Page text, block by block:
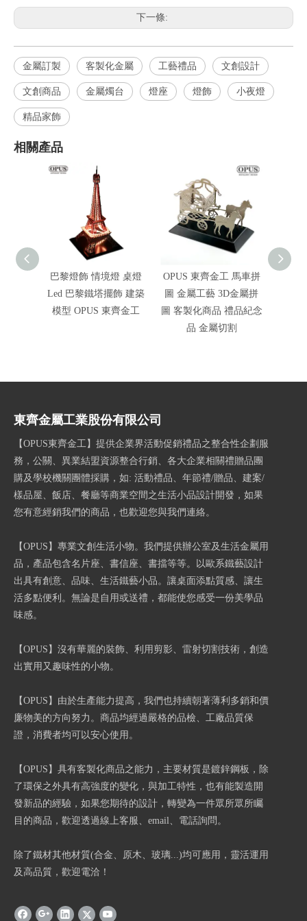
下一條:
金屬訂製 客製化金屬 工藝禮品 文創設計
文創商品 金屬燭台 燈座 燈飾 小夜燈
精品家飾
相關產品
巴黎燈飾 情境燈 桌燈
Led 巴黎鐵塔擺飾 建築
模型 OPUS 東齊金工
OPUS 東齊金工 馬車拼
圖 金屬工藝 3D金屬拼
圖 客製化商品 禮品紀念
品 金屬切割
東齊金屬工業股份有限公司
【OPUS東齊金工】提供企業界活動促銷禮品之整合性企劃服
務，公關、異業結盟資源整合行銷、各大企業相關禮贈品團
購及學校機關團體採購，如: 活動禮品、年節禮/贈品、建案/
樣品屋、飯店、餐廳等商業空間之生活小品設計開發，如果
您有意經銷我們的商品，也歡迎您與我們連絡。
【OPUS】專業文創生活小物。我們提供辦公室及生活金屬用
品，產品包含名片座、書信座、書擋等等。以歐系鐵藝設計
出具有創意、品味、生活鐵藝小品。讓桌面添點質感、讓生
活多點便利。無論是自用或送禮，都能使您感受一份美學品
味感。
【OPUS】沒有華麗的裝飾、利用剪影、雷射切割技術，創造
出實用又趣味性的小物。
【OPUS】由於生產能力提高，我們也持續朝著薄利多銷和價
廉物美的方向努力。商品均經過嚴格的品檢、工廠品質保
證，消費者均可以安心使用。
【OPUS】具有客製化商品之能力，主要材質是鍍鋅鋼板，除
了環保之外具有高強度的變化，與加工特性，也有能製造開
發新品的經驗，如果您期待的設計，轉變為一件眾所眾所矚
目的商品，歡迎透過線上客服、email、電話詢問。
除了鐵材其他材質(合金、原木、玻璃...)均可應用，靈活運用
及高品質，歡迎電洽！